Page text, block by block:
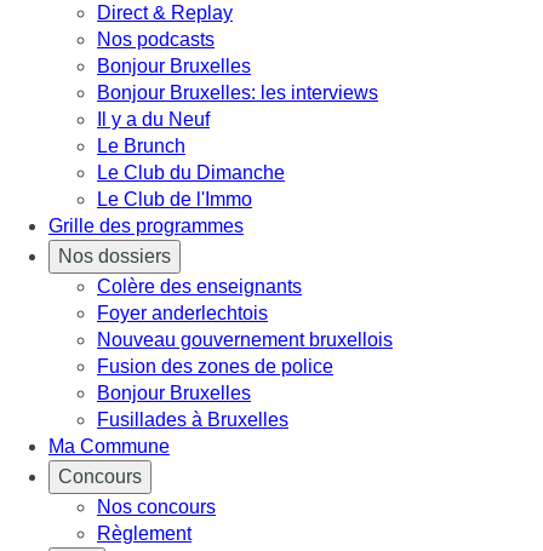
Direct & Replay
Nos podcasts
Bonjour Bruxelles
Bonjour Bruxelles: les interviews
Il y a du Neuf
Le Brunch
Le Club du Dimanche
Le Club de l'Immo
Grille des programmes
Nos dossiers
Colère des enseignants
Foyer anderlechtois
Nouveau gouvernement bruxellois
Fusion des zones de police
Bonjour Bruxelles
Fusillades à Bruxelles
Ma Commune
Concours
Nos concours
Règlement